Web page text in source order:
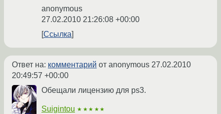
anonymous
27.02.2010 21:26:08 +00:00
Ссылка
Ответ на: комментарий от anonymous 27.02.2010
20:49:57 +00:00
Обещали лицензию для ps3.
Suigintou ★★★★★